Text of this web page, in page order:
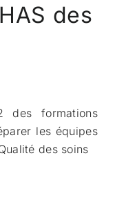
des
des formations
les équipes
des soins